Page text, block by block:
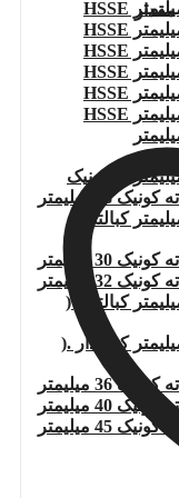
25 میلیمتر
28 میلیمتر
انگشتی 30 میلیمتر کبالتدار(
30 میلیمتر
32 میلیمتر
انگشتی 32 میلیمتر کبالتدار (
انگشتی 35 میلیمتر کبالتدار .(
36 میلیمتر
40 میلیمتر
45 میلیمتر